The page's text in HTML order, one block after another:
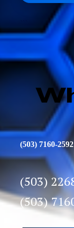
(503) 7160-2592
(503)
(503)